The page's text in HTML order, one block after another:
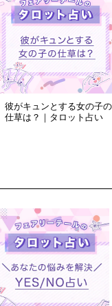
彼がキュンとする女の子の
仕草は？｜タロット占い